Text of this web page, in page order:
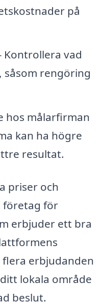
på
Kontrollera vad
rengöring
hos målarfirman
kan ha högre
resultat.
priser och
företag för
erbjuder ett bra
erbjudanden
lokala område
beslut.